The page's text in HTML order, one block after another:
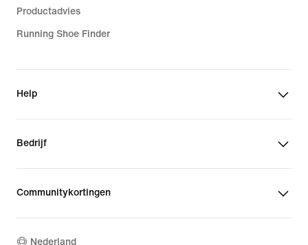
Productadvies
Running Shoe Finder
Help
Bedrijf
Communitykortingen
Nederland